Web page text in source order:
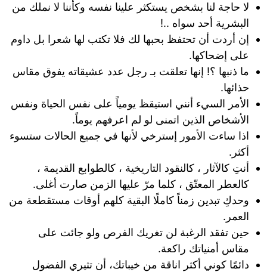
لا حاجة لنا بشخص يستكثر علينا نفسه وكأننا لا نملك من
البشرية أحد سواه ..!
إن أردت أن تحتفظ بحبها لك فلا تكتب لها شعرا بل داوم
على إضحاكها.
ما ذنبها ؟! إنها تعلقت بـ رجل عدد عشيقاته يفوق مقاس
حذائها.
الأمر السيء أنني استيقظ يومياً على نفس الحياة ونفس
الأشخاص الذين اتمنى لو لم اعرفهم يوماً.
اذا ساءت الأمور إسترخي لأنها في جميع الحالات ستسوء
أكثر.
أنتِ كالآثار ، كالنقود التاريخية ، كالطوابع القديمة ،
كالعطر المعتّق ، كلما مرّ عليها الزمن صارت أغلى.
وحدكِ تبدين زمناً كاملًا البقية كلهم أوقات مستقطعة من
العمر.
حين تفقد الرغبة لن تغريك الفرص ولو جائت على
مقاس أمنياتك راكعة.
دائمًا كوني أكثر اناقة من خيباتك، أن تثيري الفضول